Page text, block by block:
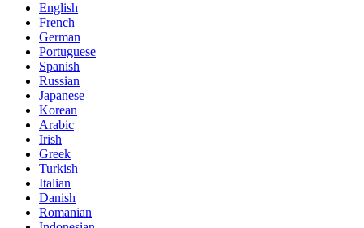
English
French
German
Portuguese
Spanish
Russian
Japanese
Korean
Arabic
Irish
Greek
Turkish
Italian
Danish
Romanian